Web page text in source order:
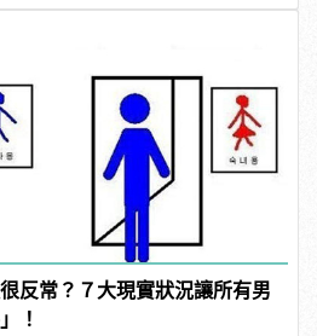
反常？７大現實狀況讓所有男
！